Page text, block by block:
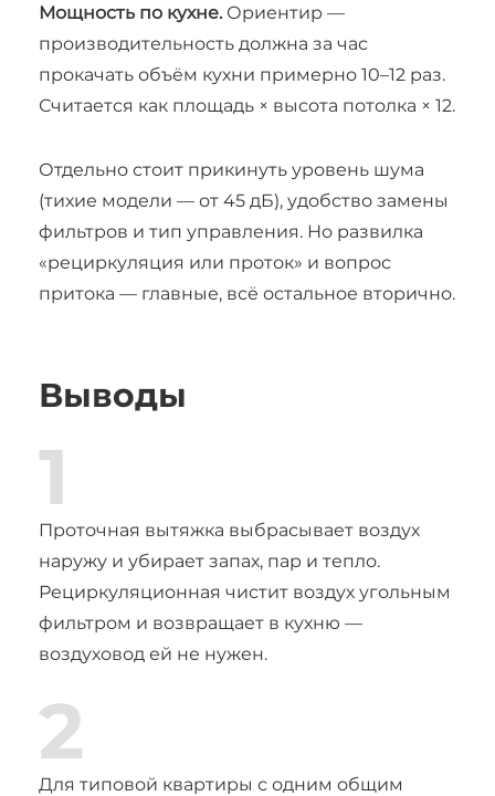
Мощность по кухне.Ориентир —
производительность должна за час
прокачать объём кухни примерно 10–12 раз.
Считается как площадь × высота потолка × 12.
Отдельно стоит прикинуть уровень шума
(тихие модели — от 45 дБ), удобство замены
фильтров и тип управления. Но развилка
«рециркуляция или проток» и вопрос
притока — главные, всё остальное вторично.
Выводы
1
Проточная вытяжка выбрасывает воздух
наружу и убирает запах, пар и тепло.
Рециркуляционная чистит воздух угольным
фильтром и возвращает в кухню —
воздуховод ей не нужен.
2
Для типовой квартиры с одним общим